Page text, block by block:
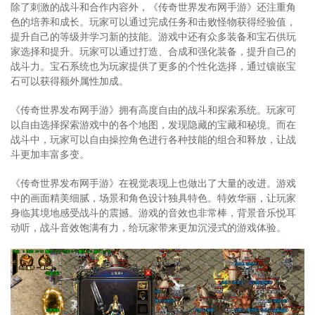
除了刺激的战斗和合作内容外，《传奇世界发布网手游》还注重角
色的培养和成长。玩家可以通过完成任务和击败怪物获得经验值，
提升自己的等级并学习新的技能。游戏中还有众多装备和宝石供玩
家选择和提升。玩家可以通过打造、合成和强化装备，提升自己的
战斗力。宝石系统也为玩家提供了更多的个性化选择，通过镶嵌宝
石可以获得额外属性加成。
《传奇世界发布网手游》拥有高度自由的战斗和探索系统。玩家可
以自由选择探索游戏中的各个地图，发现隐藏的宝藏和秘境。而在
战斗中，玩家可以自由操控角色进行各种技能的组合和释放，让战
斗更加丰富多变。
《传奇世界发布网手游》在视觉表现上也做出了大量的改进。游戏
中的画面精美细腻，场景和角色设计独具特色。特效华丽，让玩家
身临其境地感受战斗的震撼。游戏的音效也非常棒，背景音乐悦耳
动听，战斗音效饱满有力，给玩家带来更加沉浸式的游戏体验。